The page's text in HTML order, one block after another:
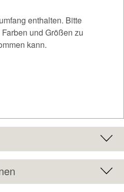
enthalten. Bitte
und Größen zu
kann.